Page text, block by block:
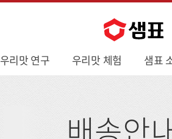
우리맛 연구 우리맛 체험 샘표